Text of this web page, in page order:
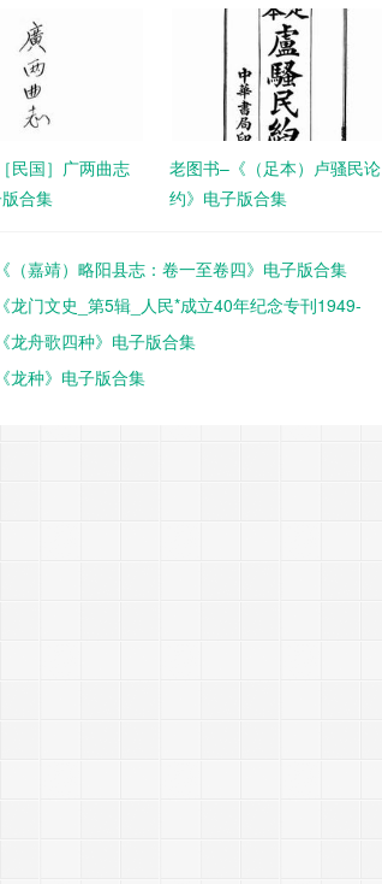
民国］广两曲志
合集
老图书–《（足本）卢骚民论
约》电子版合集
（嘉靖）略阳县志：卷一至卷四》电子版合集
龙门文史_第5辑_人民*成立40年纪念专刊1949-
合集
龙舟歌四种》电子版合集
龙种》电子版合集